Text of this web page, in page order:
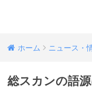
ホーム ニュース・
総スカンの語